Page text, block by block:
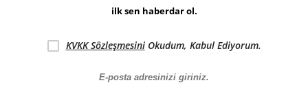
ilk sen haberdar ol.
KVKK SözleşmesiniOkudum, Kabul Ediyorum.